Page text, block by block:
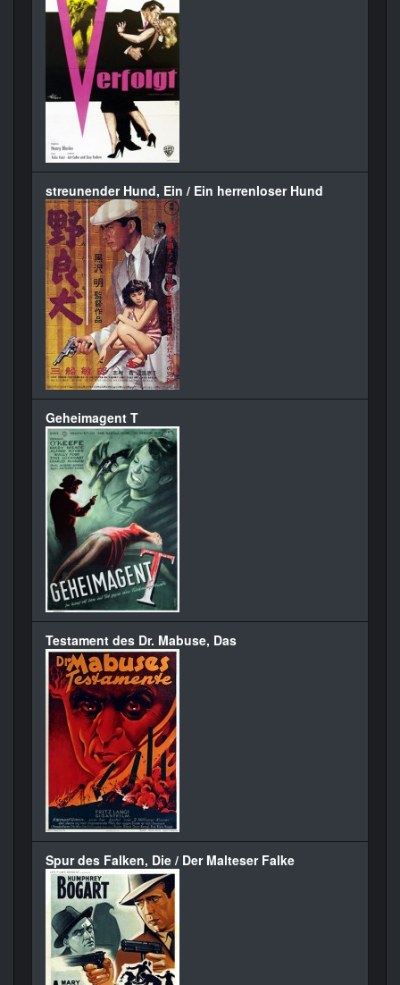
streunender Hund, Ein / Ein herrenloser Hund
Geheimagent T
Testament des Dr. Mabuse, Das
Spur des Falken, Die / Der Malteser Falke